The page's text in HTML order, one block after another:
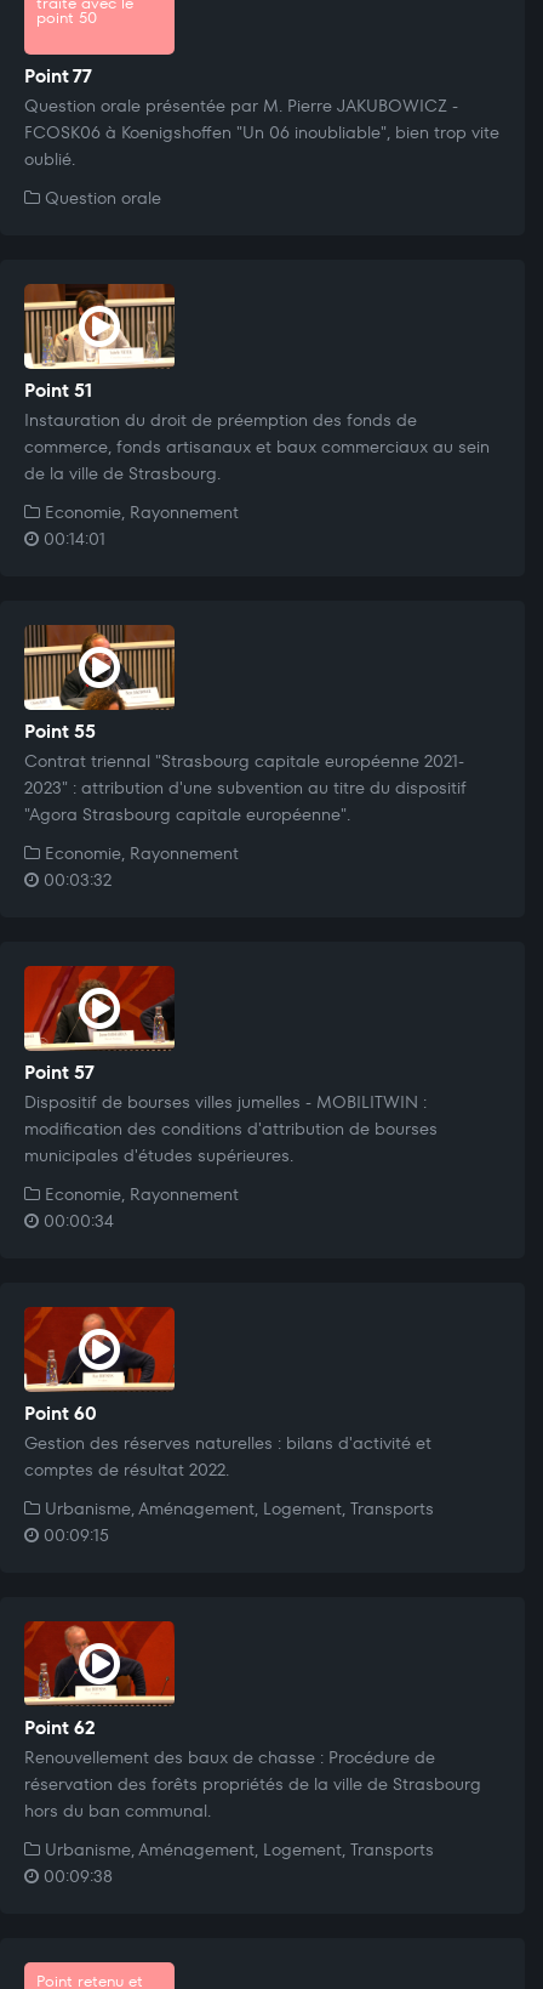
point 50
Point 77
Question orale présentée par M. Pierre JAKUBOWICZ -
FCOSK06 à Koenigshoffen "Un 06 inoubliable", bien trop vite
oublié.
Question orale
Point 51
Instauration du droit de préemption des fonds de
commerce, fonds artisanaux et baux commerciaux au sein
de la ville de Strasbourg.
Economie, Rayonnement
00:14:01
Point 55
Contrat triennal "Strasbourg capitale européenne 2021-
2023" : attribution d'une subvention au titre du dispositif
"Agora Strasbourg capitale européenne".
Economie, Rayonnement
00:03:32
Point 57
Dispositif de bourses villes jumelles - MOBILITWIN :
modification des conditions d'attribution de bourses
municipales d'études supérieures.
Economie, Rayonnement
00:00:34
Point 60
Gestion des réserves naturelles : bilans d'activité et
comptes de résultat 2022.
Urbanisme, Aménagement, Logement, Transports
00:09:15
Point 62
Renouvellement des baux de chasse : Procédure de
réservation des forêts propriétés de la ville de Strasbourg
hors du ban communal.
Urbanisme, Aménagement, Logement, Transports
00:09:38
Point retenu et